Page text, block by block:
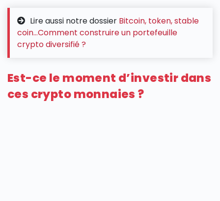
Lire aussi notre dossier Bitcoin, token, stable
coin…Comment construire un portefeuille
crypto diversifié ?
Est-ce le moment d’investir dans
ces crypto monnaies ?